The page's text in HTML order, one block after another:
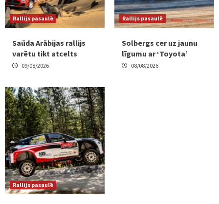
Rallijs pasaulē
Saūda Arābijas rallijs
varētu tikt atcelts
09/08/2026
Rallijs pasaulē
Solbergs cer uz jaunu
līgumu ar ‘Toyota’
08/08/2026
Rallijs pasaulē